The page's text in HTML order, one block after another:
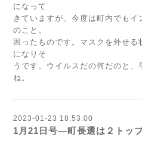
になって
きていますが、今度は町内でもイ
のこと。
困ったものです。マスクを外せ
になりそ
うです。ウイルスだの何だのと、
ね。
2023-01-23 18:53:00
1月21日号―町長選は２トッ